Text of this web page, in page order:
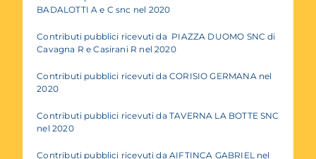
BADALOTTI A e C snc nel 2020
Contributi pubblici ricevuti da PIAZZA DUOMO SNC di
Cavagna R e Casirani R nel 2020
Contributi pubblici ricevuti da CORISIO GERMANA nel
2020
Contributi pubblici ricevuti da TAVERNA LA BOTTESNC
nel 2020
Contributi pubblici ricevuti da AIFTINCA GABRIEL nel